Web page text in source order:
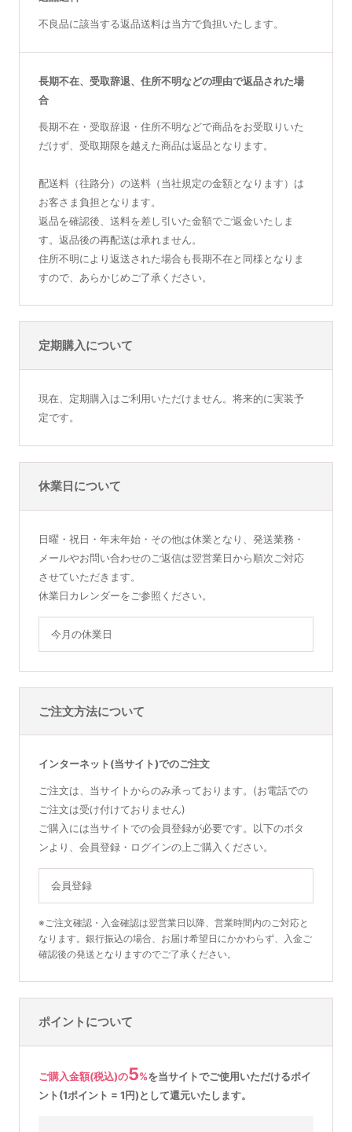
不良品に該当する返品送料は当方で負担いたします。
長期不在、受取辞退、住所不明などの理由で返品された場
合
長期不在・受取辞退・住所不明などで商品をお受取りいた
だけず、受取期限を越えた商品は返品となります。
配送料（往路分）の送料（当社規定の金額となります）は
お客さま負担となります。
返品を確認後、送料を差し引いた金額でご返金いたしま
す。返品後の再配送は承れません。
住所不明により返送された場合も長期不在と同様となりま
すので、あらかじめご了承ください。
定期購入について
現在、定期購入はご利用いただけません。将来的に実装予
定です。
休業日について
日曜・祝日・年末年始・その他は休業となり、発送業務・
メールやお問い合わせのご返信は翌営業日から順次ご対応
させていただきます。
休業日カレンダーをご参照ください。
今月の休業日
ご注文方法について
インターネット(当サイト)でのご注文
ご注文は、当サイトからのみ承っております。(お電話での
ご注文は受け付けておりません)
ご購入には当サイトでの会員登録が必要です。以下のボタ
ンより、会員登録・ログインの上ご購入ください。
会員登録
※ご注文確認・入金確認は翌営業日以降、営業時間内のご対応と
なります。銀行振込の場合、お届け希望日にかかわらず、入金ご
確認後の発送となりますのでご了承ください。
ポイントについて
ご購入金額(税込)の5%を当サイトでご使用いただけるポイ
ント(1ポイント = 1円)として還元いたします。